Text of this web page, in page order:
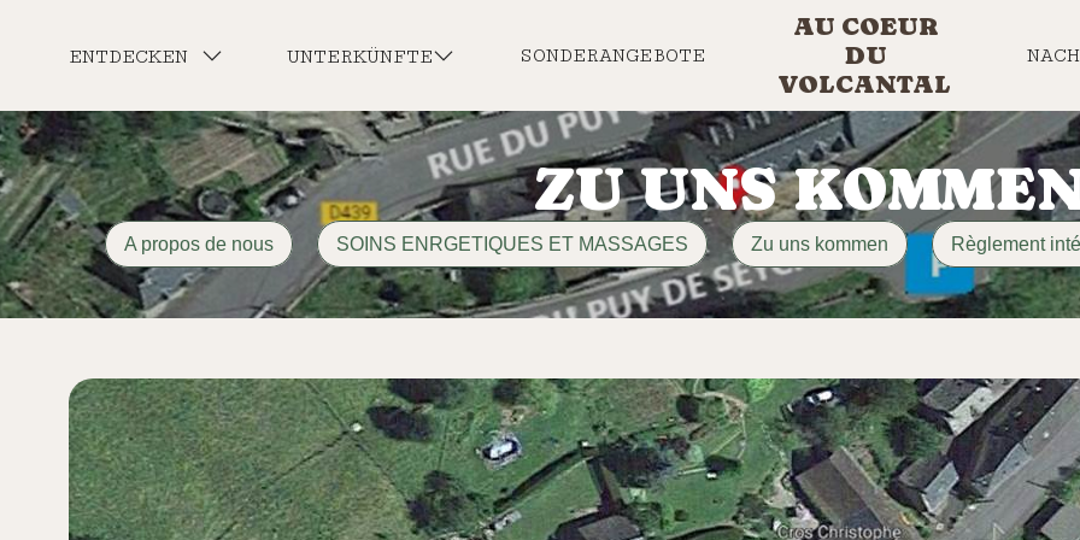
ENTDECKEN UNTERKÜNFTE SONDERANGEBOTE
AU COEUR
DU
VOLCANTAL
ZU UNS
A propos de nous SOINS ENRGETIQUES ET MASSAGES Zu uns kommen Règlement